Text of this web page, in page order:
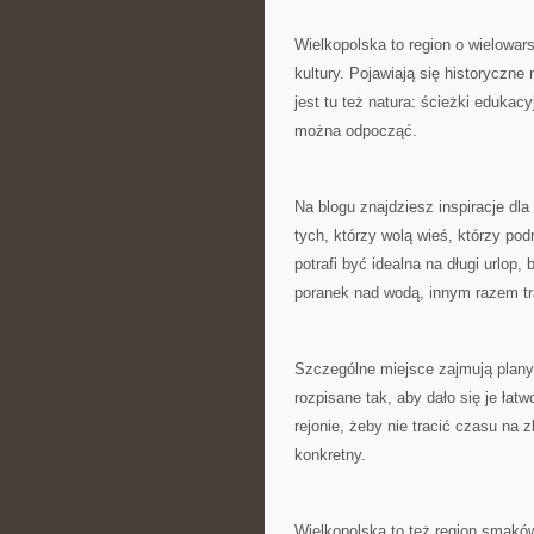
Wielkopolska to region o
kultury. Pojawiają się historyczne
jest tu też natura: ścieżki
można odpocząć.
Na blogu znajdziesz inspiracje
tych, którzy wolą wieś, którzy
potrafi być idealna na długi
poranek nad wodą, innym razem
Szczególne miejsce zajmują
rozpisane tak, aby dało się je
rejonie, żeby nie tracić czasu na
konkretny.